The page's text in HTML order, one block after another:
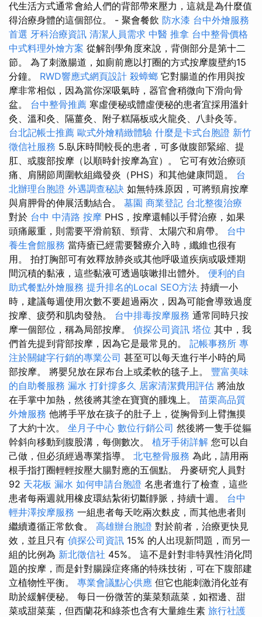
代生活方式通常會給人們的背部帶來壓力，這就是為什麼值
得治療身體的這個部位。 - 聚會餐飲 防水漆 台中外燴服務
首選 牙科治療資訊 清潔人員需求 中醫 推拿 台中整骨價格
中式料理外燴方案 從解剖學角度來說，背側部分是第十二
節。 為了刺激腸道，如廁前應以打圈的方式按摩腹壁約15
分鐘。 RWD響應式網頁設計 殺蟑螂 它對腸道的作用與按
摩非常相似，因為當你深吸氣時，器官會稍微向下滑向骨
盆。 台中整骨推薦 寒虛便秘或體虛便秘的患者宜採用溫針
灸、溫和灸、隔薑灸、附子糕隔板或火龍灸、八卦灸等。
台北記帳士推薦 歐式外燴精緻體驗 什麼是卡式台胞證 新竹
徵信社服務 5.臥床時間較長的患者，可多做腹部緊縮、提
肛、或腹部按摩（以順時針按摩為宜）。 它可有效治療頭
痛、肩關節周圍軟組織發炎（PHS）和其他健康問題。 台
北辦理台胞證 外遇調查秘訣 如無特殊原因，可將頸肩按摩
與肩胛骨的伸展活動結合。 墓園 商業登記 台北整復治療
對於 台中 中清路 按摩 PHS，按摩還輔以手臂治療，如果
頭痛嚴重，則需要平滑前額、頸背、太陽穴和肩帶。 台中
養生會館服務 當痔瘡已經需要醫療介入時，纖維也很有
用。 拍打胸部可有效釋放肺炎或其他呼吸道疾病或吸煙期
間沉積的黏液，這些黏液可透過咳嗽排出體外。 便利的自
助式餐點外燴服務 提升排名的Local SEO方法 持續一小
時，建議每週使用次數不要超過兩次，因為可能會導致過度
按摩、疲勞和肌肉發熱。 台中排毒按摩服務 通常同時只按
摩一個部位，稱為局部按摩。 偵探公司資訊 塔位 其中，我
們首先提到背部按摩，因為它是最常見的。 記帳事務所 專
注於關鍵字行銷的專業公司 甚至可以每天進行半小時的局
部按摩。 將嬰兒放在尿布台上或柔軟的毯子上。 豐富美味
的自助餐服務 漏水 打針撐多久 居家清潔費用評估 將油放
在手掌中加熱，然後將其塗在寶寶的腫塊上。 苗栗高品質
外燴服務 他將手平放在孩子的肚子上，從胸骨到上臂撫摸
了大約十次。 坐月子中心 數位行銷公司 然後將一隻手從軀
幹斜向移動到腹股溝，每側數次。 植牙手術詳解 您可以自
己做，但必須經過專業指導。 北屯整骨服務 為此，請用兩
根手指打圈輕輕按壓大腸對應的五個點。 丹麥研究人員對
92 天花板 漏水 如何申請台胞證 名患者進行了檢查，這些
患者每兩週就用橡皮環結紮術切斷靜脈，持續十週。 台中
輕井澤按摩服務 一組患者每天吃兩次麩皮，而其他患者則
繼續遵循正常飲食。 高雄辦台胞證 對於前者，治療更快見
效，並且只有 偵探公司資訊 15% 的人出現新問題，而另一
組的比例為 新北徵信社 45%。 這不是針對非特異性消化問
題的按摩，而是針對腸躁症疼痛的特殊技術，可在下腹部建
立植物性平衡。 專業會議點心供應 但它也能刺激消化並有
助於緩解便秘。 每日一份微苦的葉菜類蔬菜，如褶邊、甜
菜或甜菜葉，但西蘭花和綠茶也含有大量維生素 旅行社護